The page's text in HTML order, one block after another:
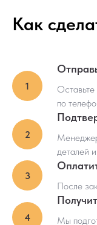
Как
Оставьте
по
деталей
После
Мы
На каждом этапе
– Оригинал паспорта
глубиной пропитки
– Клеймо с торца,
производителя;
– Шильд на каждом
длины.
Сроки
Минимальный срок